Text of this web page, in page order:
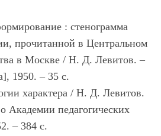
: стенограмма
прочитанной в Центральном
в Москве / Н. Д. Левитов. –
1950. – 35 с.
характера / Н. Д. Левитов.
Академии педагогических
– 384 с.